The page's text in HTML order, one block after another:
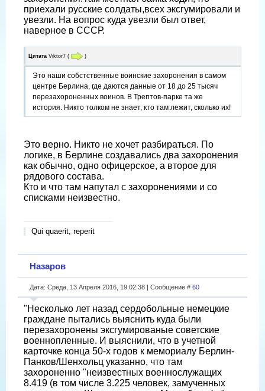
приехали русские солдаты,всех эксгумировали и
увезли. На вопрос куда увезли был ответ,
наверное в СССР.
Цитата Viktor7 ( )
Это наши собстственные воинские захоронения в самом
центре Берлина, где даются данные от 18 до 25 тысяч
перезахороненных воинов. В Трептов-парке та же
история. Никто толком не знает, кто там лежит, сколько их!
Это верно. Никто не хочет разбираться. По
логике, в Берлине создавались два захоронения
как обычно, одно офицерское, а второе для
рядового состава.
Кто и что там напутал с захоронениями и со
списками неизвестно.
Qui quaerit, reperit
Назаров
Дата: Среда, 13 Апреля 2016, 19:02:38 | Сообщение # 60
"Несколько лет назад сердобольные немецкие
граждане пытались выяснить куда были
перезахоронены эксгумированые советские
военнопленные. И выяснили, что в учетной
карточке конца 50-х годов к мемориалу Берлин-
Панков/Шенхольц указанно, что там
захороненно "неизвестных военнослужащих
8.419 (в том числе 3.225 человек, замученных